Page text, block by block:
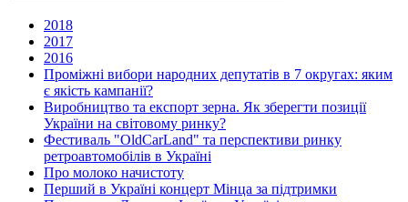
2018
2017
2016
Проміжні вибори народних депутатів в 7 округах: яким
є якість кампанії?
Виробництво та експорт зерна. Як зберегти позиції
України на світовому ринку?
Фестиваль "OldCarLand" та перспективи ринку
ретроавтомобілів в Україні
Про молоко начистоту
Перший в Україні концерт Мінца за підтримки